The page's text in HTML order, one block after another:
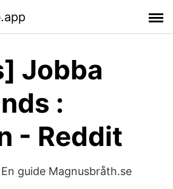
Jobba
:
- Reddit
guide Magnusbråth.se